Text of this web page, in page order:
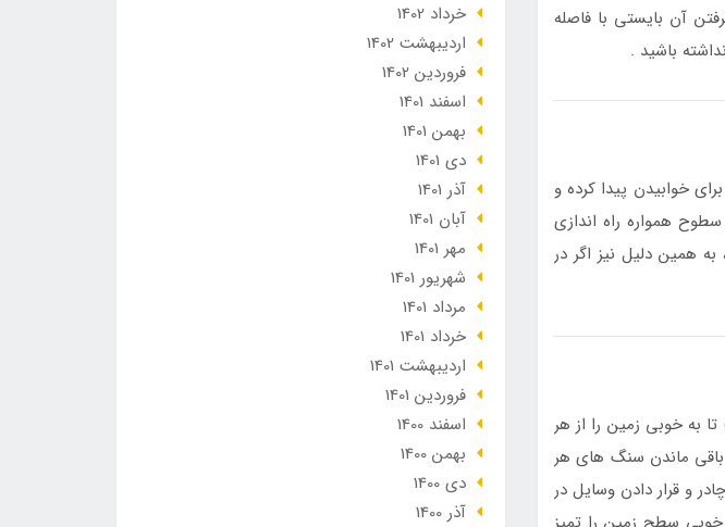
آن بایستی با فاصله
باشید .
خوابیدن پیدا کرده و
همواره راه اندازی
همین دلیل نیز اگر در
به خوبی زمین را از هر
ماندن سنگ های هر
و قرار دادن وسایل در
خرداد 1402
ارديبهشت 1402
فروردین 1402
اسفند 1401
بهمن 1401
دی 1401
آذر 1401
آبان 1401
مهر 1401
شهریور 1401
مرداد 1401
خرداد 1401
ارديبهشت 1401
فروردین 1401
اسفند 1400
بهمن 1400
دی 1400
آذر 1400